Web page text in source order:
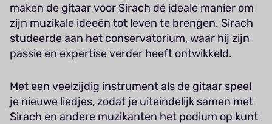
maken de gitaar voor Sirach dé ideale manier om
zijn muzikale ideeën tot leven te brengen. Sirach
studeerde aan het conservatorium, waar hij zijn
passie en expertise verder heeft ontwikkeld.
Met een veelzijdig instrument als de gitaar speel
je nieuwe liedjes, zodat je uiteindelijk samen met
Sirach en andere muzikanten het podium op kunt